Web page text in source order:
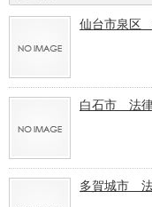
仙台市泉区
白石市 法
多賀城市